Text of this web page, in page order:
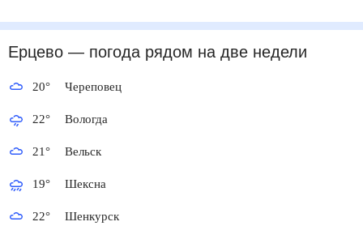
Ерцево — погода рядом на две недели
20° Череповец
22° Вологда
21° Вельск
19° Шексна
22° Шенкурск